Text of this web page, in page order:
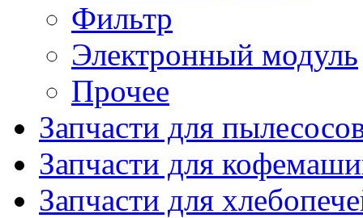
Фильтр
Электронный модуль
Прочее
Запчасти для
Запчасти для
Запчасти для